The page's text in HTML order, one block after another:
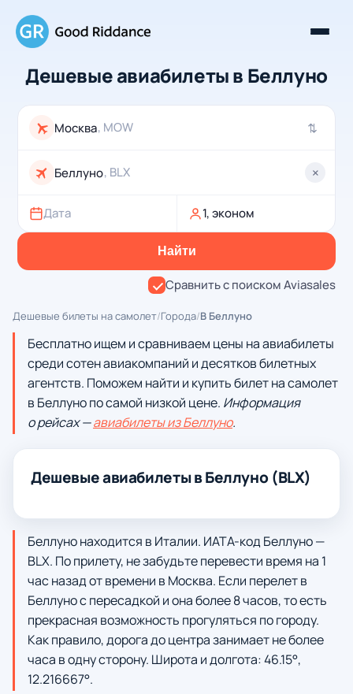
Дешевые авиабилеты в Беллуно
, MOW ⇄
, BLX ×
Дата 1, эконом
Найти
Сравнить с поиском Aviasales
Дешевые билеты на самолет/Города/В Беллуно
Бесплатно ищем и сравниваем цены на авиабилеты
среди сотен авиакомпаний и десятков билетных
агентств. Поможем найти и купить билет на самолет
в Беллуно по самой низкой цене. Информация
о рейсах —авиабилеты из Беллуно.
Дешевые авиабилеты в Беллуно (BLX)
Беллуно находится в Италии. ИАТА-код Беллуно —
BLX. По прилету, не забудьте перевести время на 1
час назад от времени в Москва. Если перелет в
Беллуно с пересадкой и она более 8 часов, то есть
прекрасная возможность прогуляться по городу.
Как правило, дорога до центра занимает не более
часа в одну сторону. Широта и долгота: 46.15°,
12.216667°.